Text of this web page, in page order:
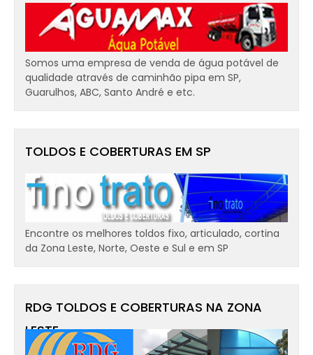
Somos uma empresa de venda de água potável de
qualidade através de caminhão pipa em SP,
Guarulhos, ABC, Santo André e etc.
TOLDOS E COBERTURAS EM SP
Encontre os melhores toldos fixo, articulado, cortina
da Zona Leste, Norte, Oeste e Sul e em SP
RDG TOLDOS E COBERTURAS NA ZONA
LESTE